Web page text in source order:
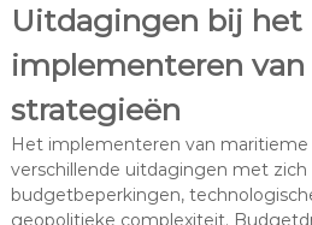
Uitdagingen bij het
implementeren
strategieën
Het implementeren van
verschillende uitdagingen met zich
budgetbeperkingen,
geopolitieke complexiteit.